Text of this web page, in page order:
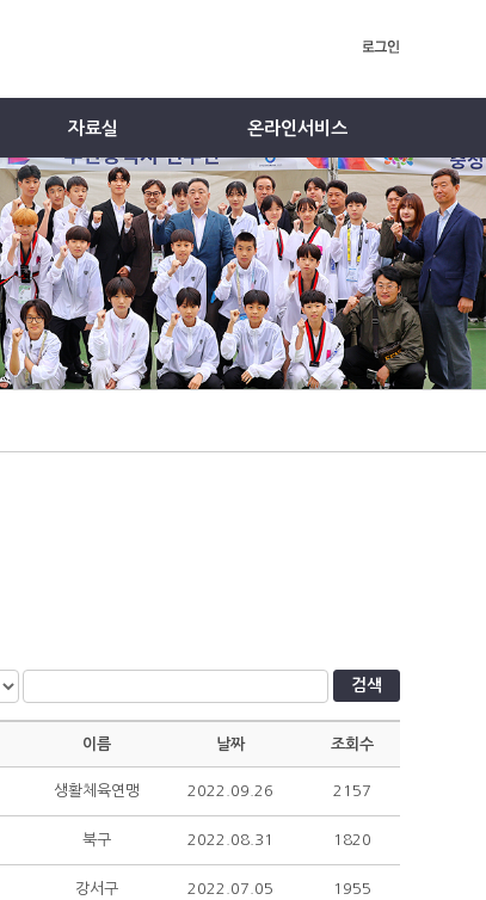
자료실 온라인서비스
검색
이름 날짜 조회수
생활체육연맹 2022.09.26 2157
북구 2022.08.31 1820
강서구 2022.07.05 1955